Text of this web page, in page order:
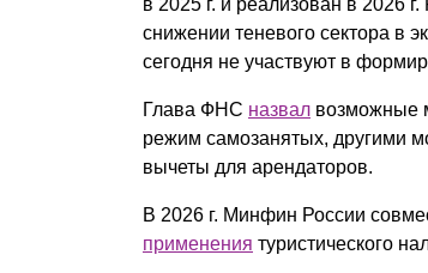
в 2025 г. и реализован в 2026
снижении теневого сектора в
сегодня не участвуют в
Глава ФНС назвал возможные
режим самозанятых, другими
вычеты для арендаторов.
В 2026 г. Минфин России
применения туристического